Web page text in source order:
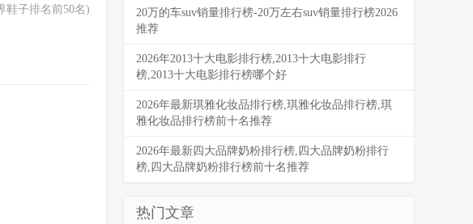
鞋子排名前50名)
20万的车suv销量排行榜-20万左右suv销量排行榜2026
推荐
2026年2013十大电影排行榜,2013十大电影排行
榜,2013十大电影排行榜哪个好
2026年最新琪雅化妆品排行榜,琪雅化妆品排行榜,琪
雅化妆品排行榜前十名推荐
2026年最新四大品牌奶粉排行榜,四大品牌奶粉排行
榜,四大品牌奶粉排行榜前十名推荐
热门文章